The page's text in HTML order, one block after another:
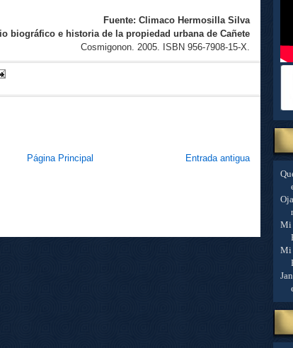
Fuente: Climaco Hermosilla Silva
biográfico e historia de la propiedad urbana de Cañete
Cosmigonon. 2005. ISBN 956-7908-15-X.
Entrada antigua
Página Principal
Mi
Mi